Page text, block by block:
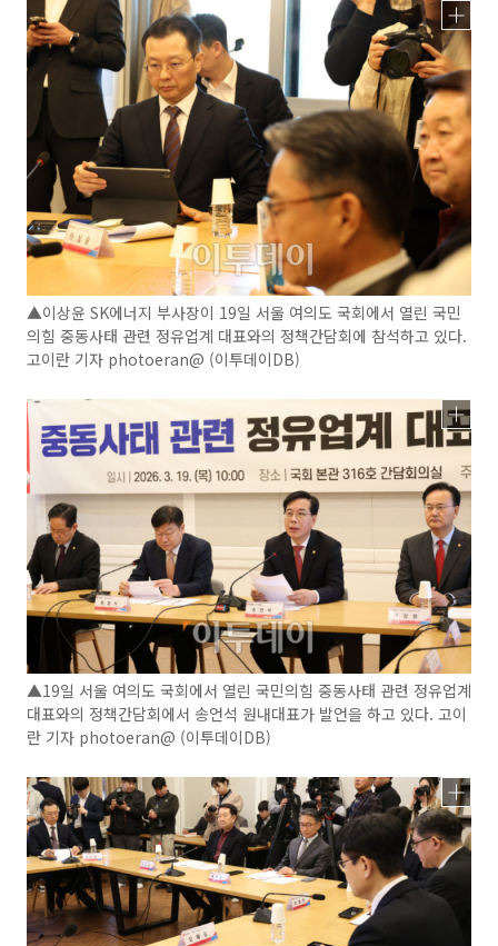
▲이상윤 SK에너지 부사장이 19일 서울 여의도 국회에서 열린 국민
의힘 중동사태 관련 정유업계 대표와의 정책간담회에 참석하고 있다.
고이란 기자 photoeran@ (이투데이DB)
▲19일 서울 여의도 국회에서 열린 국민의힘 중동사태 관련 정유업계
대표와의 정책간담회에서 송언석 원내대표가 발언을 하고 있다. 고이
란 기자 photoeran@ (이투데이DB)